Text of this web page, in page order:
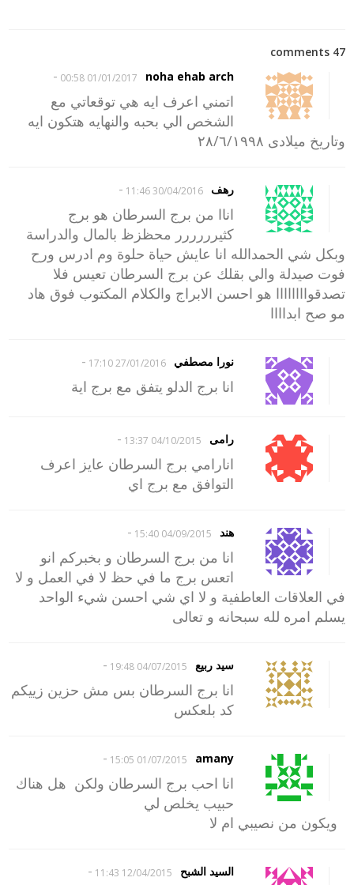
47 comments
noha ehab arch
01/01/2017 00:58
-
اتمني اعرف ايه هي توقعاتي مع
الشخص الي بحبه والنهايه هتكون ايه
وتاريخ ميلادى ٢٨/٦/١٩٩٨
رهف 30/04/2016 11:46
-
اناا من برج السرطان هو برج
كثيرررررر محظزظ بالمال والدراسة
وبكل شي الحمدالله انا عايش حياة حلوة وم ادرس ورح
فوت صيدلة والي بقلك عن برج السرطان تعيس فلا
تصدقواااااااا هو احسن الابراج والكلام المكتوب فوق هاد
مو صح ابداااا
نورا مصطفي 27/01/2016 17:10
-
انا برج الدلو يتفق مع برج اية
رامى 04/10/2015 13:37
-
انارامي برج السرطان عايز اعرف
التوافق مع برج اي
هند 04/09/2015 15:40
-
انا من برج السرطان و بخبركم انو
اتعس برج ما في حظ لا في العمل و لا
في العلاقات العاطفية و لا اي شي احسن شيء الواحد
يسلم امره لله سبحانه و تعالى
سيد ربيع 04/07/2015 19:48
-
انا برج السرطان بس مش حزين زييكم
كد بلعكس
amany
01/07/2015 15:05
-
انا احب برج السرطان ولكن هل هناك
حبيب يخلص لي
ويكون من نصيبي ام لا
السيد الشبح 12/04/2015 11:43
-